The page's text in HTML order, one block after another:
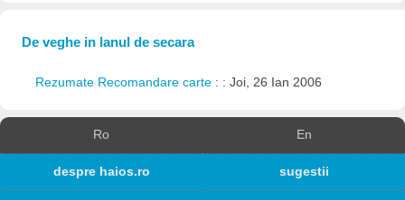
De veghe in lanul de secara
Rezumate Recomandare carte : : Joi, 26 Ian 2006
Ro En
despre haios.ro sugestii